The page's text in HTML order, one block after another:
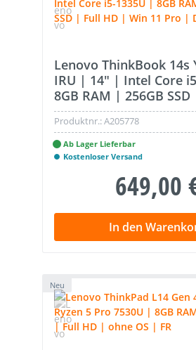
Lenovo ThinkBook 14s
IRU | 14" | Intel Core
8GB RAM | 256GB
Win 11 Pro | DE
Produktnr.:A205778
Ab Lager Lieferbar
Kostenloser Versand
649,00
In den
Neu